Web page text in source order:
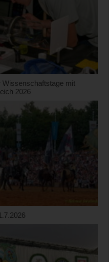
Wissenschaftstage mit
2026